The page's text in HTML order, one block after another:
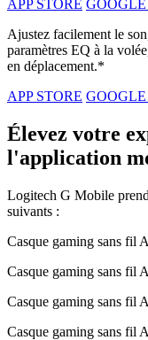
APP STORE
Ajustez facilement le
paramètres EQ à la
en déplacement.*
APP STORE
Élevez votre
l'application
Logitech G Mobile
suivants :
Casque gaming sans fil
Casque gaming sans
Casque gaming sans fil
Casque gaming sans